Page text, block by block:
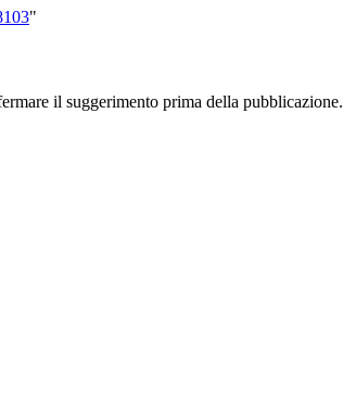
"
il suggerimento prima della pubblicazione.